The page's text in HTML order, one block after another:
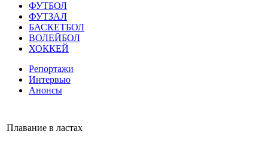
ФУТБОЛ
ФУТЗАЛ
БАСКЕТБОЛ
ВОЛЕЙБОЛ
ХОККЕЙ
Репортажи
Интервью
Анонсы
Плавание в ластах